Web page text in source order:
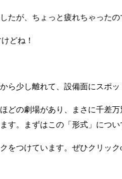
たが、ちょっと疲れちゃったの
どね！
ら少し離れて、設備面にスポッ
どの劇場があり、まさに千差
す。まずはこの「形式」につい
をつけています。ぜひクリック